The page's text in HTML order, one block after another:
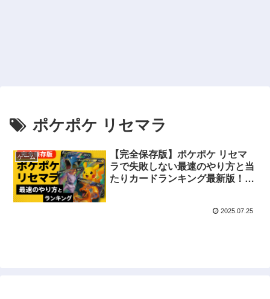
ポケポケ リセマラ
ゲーム
【完全保存版】ポケポケ リセマ
ラで失敗しない最速のやり方と当
たりカードランキング最新版！初
2025.07.25